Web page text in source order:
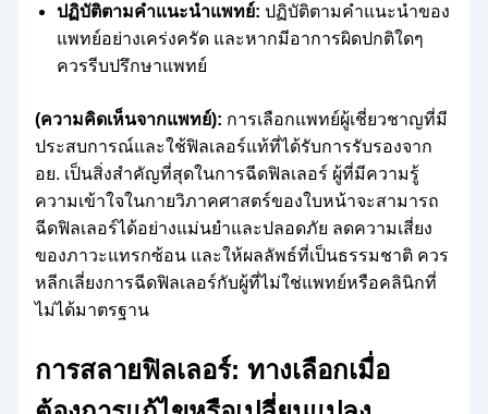
ปฏิบัติตามคำแนะนำแพทย์: ปฏิบัติตามคำแนะนำของ
แพทย์อย่างเคร่งครัด และหากมีอาการผิดปกติใดๆ
ควรรีบปรึกษาแพทย์
(ความคิดเห็นจากแพทย์): การเลือกแพทย์ผู้เชี่ยวชาญที่มี
ประสบการณ์และใช้ฟิลเลอร์แท้ที่ได้รับการรับรองจาก
อย. เป็นสิ่งสำคัญที่สุดในการฉีดฟิลเลอร์ ผู้ที่มีความรู้
ความเข้าใจในกายวิภาคศาสตร์ของใบหน้าจะสามารถ
ฉีดฟิลเลอร์ได้อย่างแม่นยำและปลอดภัย ลดความเสี่ยง
ของภาวะแทรกซ้อน และให้ผลลัพธ์ที่เป็นธรรมชาติ ควร
หลีกเลี่ยงการฉีดฟิลเลอร์กับผู้ที่ไม่ใช่แพทย์หรือคลินิกที่
ไม่ได้มาตรฐาน
การสลายฟิลเลอร์: ทางเลือกเมื่อ